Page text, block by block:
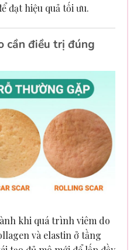
đạt hiệu quả tối ưu.
cần điều trị đúng
khi quá trình viêm do
và elastin ở tầng